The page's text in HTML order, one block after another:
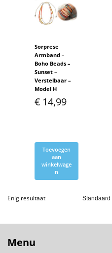
Sorprese
Armband –
Boho Beads –
Sunset –
Verstelbaar –
Model H
€ 14,99
Toevoegen
aan
winkelwage
n
Enig resultaat
Menu